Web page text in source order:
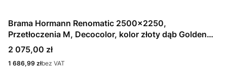
Brama Hormann Renomatic 2500x2250,
Przetłoczenia M, Decocolor, kolor złoty dąb Golden
Oak / OCYNK + Prowadzenie Z
Cena
2 075,00 zł
Cena
1 686,99 złbez VAT